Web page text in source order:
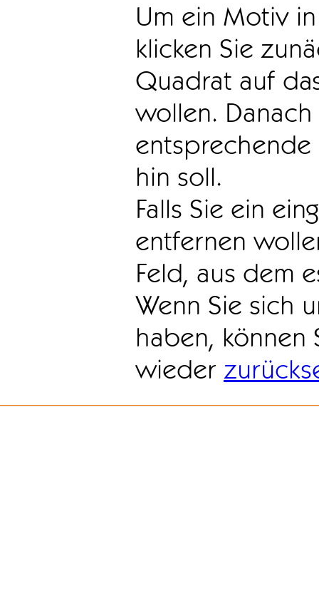
Um ein Motiv
klicken Sie
Quadrat auf
wollen.
hin soll.
Falls Sie ein
entfernen
Feld, aus dem
Wenn Sie sich
haben, können
wieder